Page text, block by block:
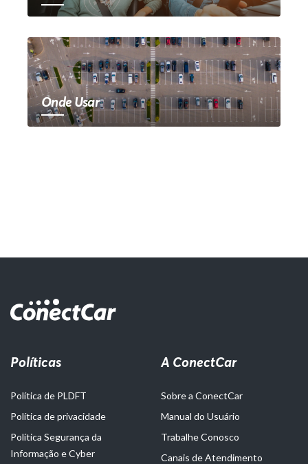
Onde Usar
Políticas
Política de PLDFT
Política de privacidade
Política Segurança da
Informação e Cyber
A ConectCar
Sobre a ConectCar
Manual do Usuário
Trabalhe Conosco
Canais de Atendimento